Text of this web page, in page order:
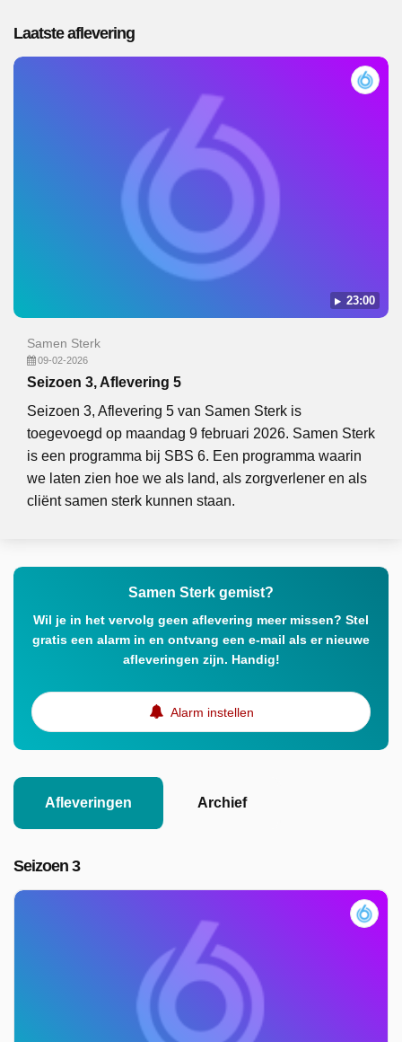
Laatste aflevering
23:00
Samen Sterk
09-02-2026
Seizoen 3, Aflevering 5
Seizoen 3, Aflevering 5 van Samen Sterk is
toegevoegd op maandag 9 februari 2026. Samen Sterk
is een programma bij SBS 6. Een programma waarin
we laten zien hoe we als land, als zorgverlener en als
cliënt samen sterk kunnen staan.
Samen Sterk gemist?
Wil je in het vervolg geen aflevering meer missen? Stel
gratis een alarm in en ontvang een e-mail als er nieuwe
afleveringen zijn. Handig!
Alarm instellen
Afleveringen Archief
Seizoen 3